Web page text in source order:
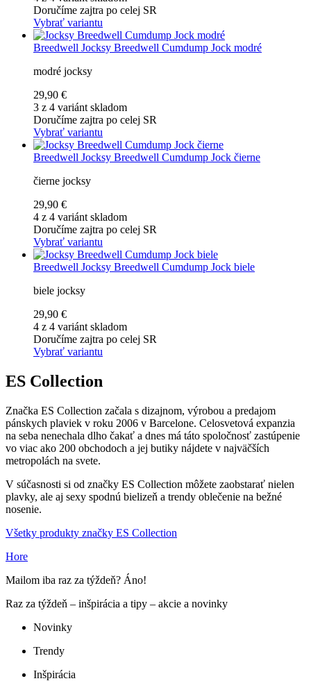
Doručíme zajtra po celej SR
Vybrať variantu
Breedwell Jocksy Breedwell Cumdump Jock modré
modré jocksy
29,90 €
3 z 4 variánt skladom
Doručíme zajtra po celej SR
Vybrať variantu
Breedwell Jocksy Breedwell Cumdump Jock čierne
čierne jocksy
29,90 €
4 z 4 variánt skladom
Doručíme zajtra po celej SR
Vybrať variantu
Breedwell Jocksy Breedwell Cumdump Jock biele
biele jocksy
29,90 €
4 z 4 variánt skladom
Doručíme zajtra po celej SR
Vybrať variantu
ES Collection
Značka ES Collection začala s dizajnom, výrobou a predajom
pánskych plaviek v roku 2006 v Barcelone. Celosvetová expanzia
na seba nenechala dlho čakať a dnes má táto spoločnosť zastúpenie
vo viac ako 200 obchodoch a jej butiky nájdete v najväčších
metropolách na svete.
V súčasnosti si od značky ES Collection môžete zaobstarať nielen
plavky, ale aj sexy spodnú bielizeň a trendy oblečenie na bežné
nosenie.
Všetky produkty značky ES Collection
Hore
Mailom iba raz za týždeň? Áno!
Raz za týždeň – inšpirácia a tipy – akcie a novinky
Novinky
Trendy
Inšpirácia